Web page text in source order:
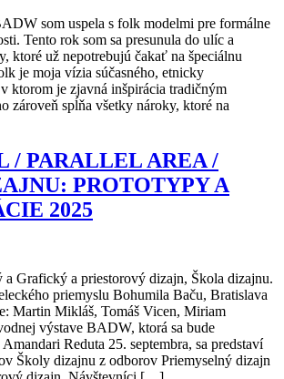
som uspela s folk modelmi pre formálne
Tento rok som sa presunula do ulíc a
ktoré už nepotrebujú čakať na špeciálnu
je moja vízia súčasného, etnicky
ktorom je zjavná inšpirácia tradičným
zároveň spĺňa všetky nároky, ktoré na
/ PARALLEL AREA /
PROTOTYPY A
2025
a Grafický a priestorový dizajn, Škola dizajnu.
priemyslu Bohumila Baču, Bratislava
Martin Mikláš, Tomáš Vicen, Miriam
výstave BADW, ktorá sa bude
Reduta 25. septembra, sa predstaví
Školy dizajnu z odborov Priemyselný dizajn